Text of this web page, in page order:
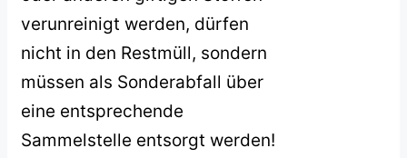
verunreinigt werden, dürfen
nicht in den Restmüll, sondern
müssen als Sonderabfall über
eine entsprechende
Sammelstelle entsorgt werden!